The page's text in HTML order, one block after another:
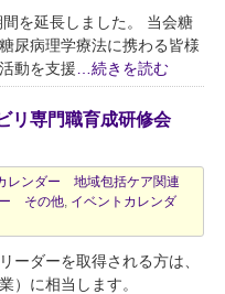
間を延長しました。 当会糖
尿病理学療法に携わる皆様
動を支援 …続きを読む
リ専門職育成研修会
レンダー 地域包括ケア関連
ー その他 イベントカレンダ
ーダーを取得される方は、
）に相当します。